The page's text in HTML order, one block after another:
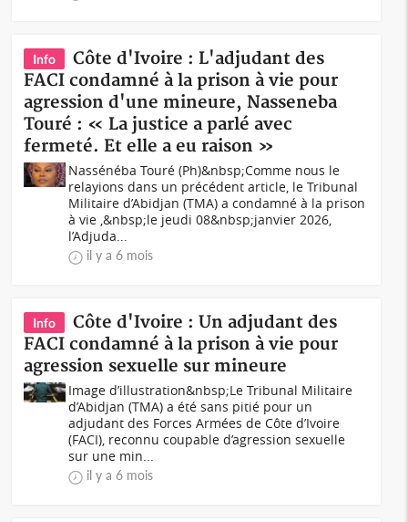
Info
Côte d'Ivoire : L'adjudant des
FACI condamné à la prison à vie pour
agression d'une mineure, Nasseneba
Touré : « La justice a parlé avec
fermeté. Et elle a eu raison »
Nassénéba Touré (Ph)&nbsp;Comme nous le
relayions dans un précédent article, le Tribunal
Militaire d’Abidjan (TMA) a condamné à la prison
à vie ,&nbsp;le jeudi 08&nbsp;janvier 2026,
l’Adjuda...
il y a 6 mois
Info
Côte d'Ivoire : Un adjudant des
FACI condamné à la prison à vie pour
agression sexuelle sur mineure
Image d’illustration&nbsp;Le Tribunal Militaire
d’Abidjan (TMA) a été sans pitié pour un
adjudant des Forces Armées de Côte d’Ivoire
(FACI), reconnu coupable d’agression sexuelle
sur une min...
il y a 6 mois